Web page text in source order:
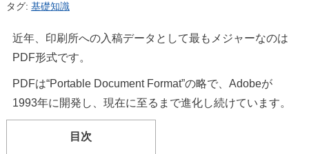
タグ: 基礎知識
近年、印刷所への入稿データとして最もメジャーなのは
PDF形式です。
PDFは“Portable Document Format”の略で、Adobeが
1993年に開発し、現在に至るまで進化し続けています。
目次